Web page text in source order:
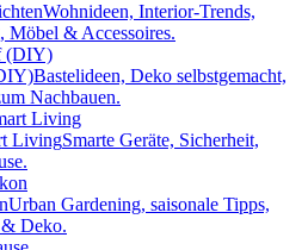
Wohnideen, Interior-Trends,
Möbel & Accessoires.
Bastelideen, Deko selbstgemacht,
Nachbauen.
LivingSmarte Geräte, Sicherheit,
Urban Gardening, saisonale Tipps,
Deko.